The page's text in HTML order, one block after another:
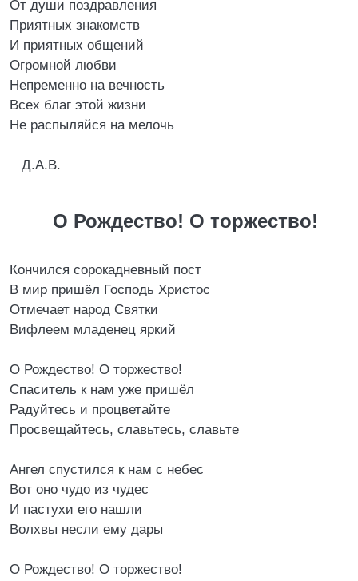
От души поздравления
Приятных знакомств
И приятных общений
Огромной любви
Непременно на вечность
Всех благ этой жизни
Не распыляйся на мелочь
Д.А.В.
О Рождество! О торжество!
Кончился сорокадневный пост
В мир пришёл Господь Христос
Отмечает народ Святки
Вифлеем младенец яркий
О Рождество! О торжество!
Спаситель к нам уже пришёл
Радуйтесь и процветайте
Просвещайтесь, славьтесь, славьте
Ангел спустился к нам с небес
Вот оно чудо из чудес
И пастухи его нашли
Волхвы несли ему дары
О Рождество! О торжество!